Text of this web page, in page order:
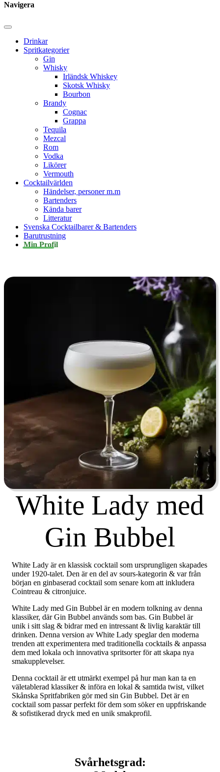
Navigera
Drinkar
Spritkategorier
Gin
Whisky
Irländsk Whiskey
Skotsk Whisky
Bourbon
Brandy
Cognac
Grappa
Tequila
Mezcal
Rom
Vodka
Likörer
Vermouth
Cocktailvärlden
Händelser, personer m.m
Bartenders
Kända barer
Litteratur
Svenska Cocktailbarer & Bartenders
Barutrustning
Min Profil
White Lady med
Gin Bubbel
White Lady är en klassisk cocktail som ursprungligen skapades
under 1920-talet. Den är en del av sours-kategorin & var från
början en ginbaserad cocktail som senare kom att inkludera
Cointreau & citronjuice.
White Lady med Gin Bubbel är en modern tolkning av denna
klassiker, där Gin Bubbel används som bas. Gin Bubbel är
unik i sitt slag & bidrar med en intressant & livlig karaktär till
drinken. Denna version av White Lady speglar den moderna
trenden att experimentera med traditionella cocktails & anpassa
dem med lokala och innovativa spritsorter för att skapa nya
smakupplevelser.
Denna cocktail är ett utmärkt exempel på hur man kan ta en
väletablerad klassiker & införa en lokal & samtida twist, vilket
Skånska Spritfabriken gör med sin Gin Bubbel. Det är en
cocktail som passar perfekt för dem som söker en uppfriskande
& sofistikerad dryck med en unik smakprofil.
Svårhetsgrad: